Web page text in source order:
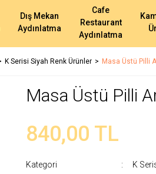
Dış Mekan
Aydınlatma
Cafe
Restaurant
Aydınlatma
K Serisi Siyah Renk Ürünler Masa Üstü Pilli
Masa Üstü Pilli
840,00 TL
Kategori K